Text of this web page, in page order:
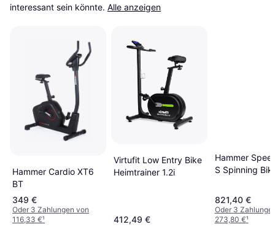
interessant sein könnte. Alle anzeigen
Hammer Cardio XT6
BT
349 €
Oder 3 Zahlungen von
116,33 €¹
Virtufit Low Entry Bike
Heimtrainer 1.2i
412,49 €
Hammer
S Spinning
821,40 €
Oder 3
273,80 €¹